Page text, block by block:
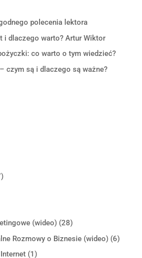
polecenia lektora
i dlaczego warto? Artur Wiktor
co warto o tym wiedzieć?
czym są i dlaczego są ważne?
(wideo)(28)
Rozmowy o Biznesie (wideo)(6)
(1)